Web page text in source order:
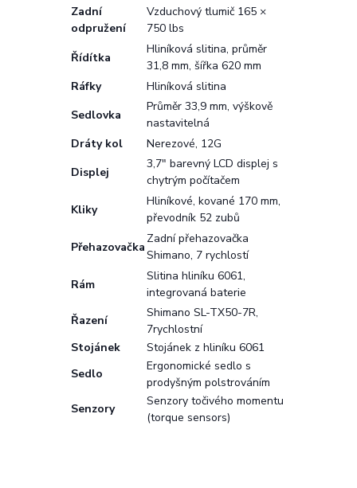
Zadní
odpružení
Vzduchový tlumič 165 ×
750 lbs
Řídítka
Hliníková slitina, průměr
31,8 mm, šířka 620 mm
Ráfky
Hliníková slitina
Sedlovka
Průměr 33,9 mm, výškově
nastavitelná
Dráty kol
Nerezové, 12G
Displej
3,7" barevný LCD displej s
chytrým počítačem
Kliky
Hliníkové, kované 170 mm,
převodník 52 zubů
Přehazovačka
Zadní přehazovačka
Shimano, 7 rychlostí
Rám
Slitina hliníku 6061,
integrovaná baterie
Řazení
Shimano SL-TX50-7R,
7rychlostní
Stojánek
Stojánek z hliníku 6061
Sedlo
Ergonomické sedlo s
prodyšným polstrováním
Senzory
Senzory točivého momentu
(torque sensors)